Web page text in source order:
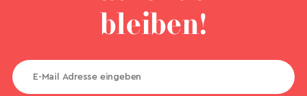
bleiben!